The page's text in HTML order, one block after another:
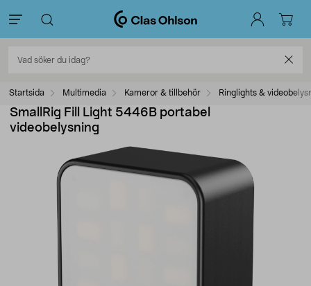
Startsida Multimedia Kameror & tillbehör Ringlights &
SmallRig Fill Light 5446B portabel
videobelysning